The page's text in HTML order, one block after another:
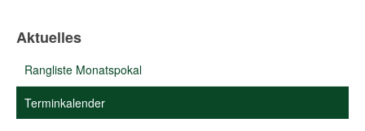
Aktuelles
Rangliste Monatspokal
Terminkalender